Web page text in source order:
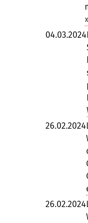
04.03.2024
26.02.2024
26.02.2024